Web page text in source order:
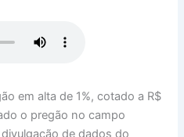
em alta de 1%, cotado a R$
o pregão no campo
de dados do